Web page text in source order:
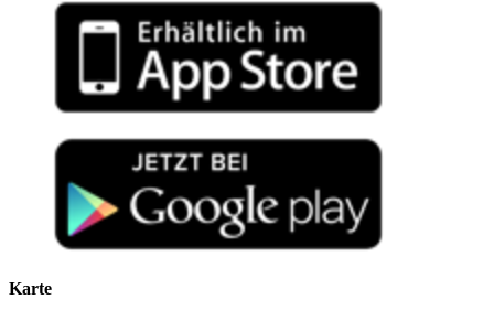
reduzieren?
Karte